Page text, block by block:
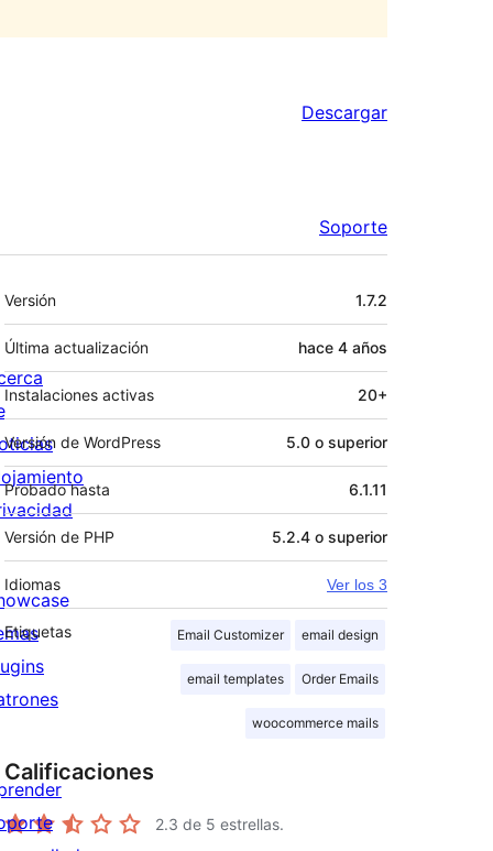
Descargar
Soporte
Meta
Versión 1.7.2
Última actualización hace 4 años
Instalaciones activas 20+
Versión de WordPress 5.0 o superior
Probado hasta 6.1.11
Versión de PHP 5.2.4 o superior
Idiomas Ver los 3
Etiquetas Email Customizer email design
email templates Order Emails
woocommerce mails
Calificaciones
2.3 de 5 estrellas.